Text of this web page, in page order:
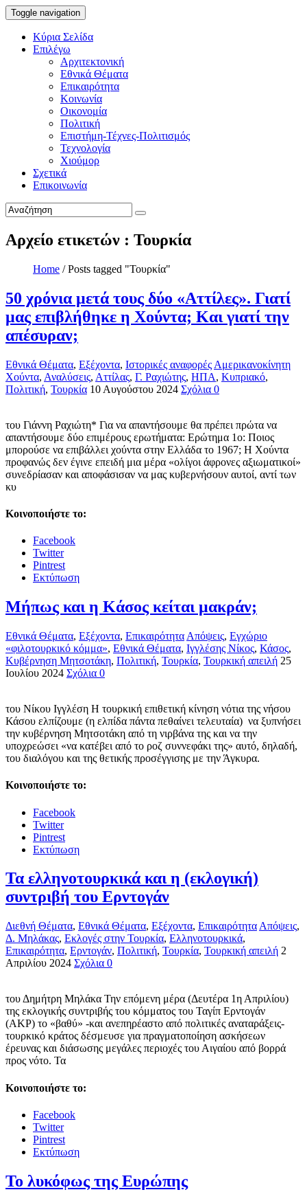
Toggle navigation
Κύρια Σελίδα
Επιλέγω
Αρχιτεκτονική
Εθνικά Θέματα
Επικαιρότητα
Κοινωνία
Οικονομία
Πολιτική
Επιστήμη-Τέχνες-Πολιτισμός
Τεχνολογία
Χιούμορ
Σχετικά
Επικοινωνία
Αρχείο ετικετών : Τουρκία
Home / Posts tagged "Τουρκία"
50 χρόνια μετά τους δύο «Αττίλες». Γιατί
μας επιβλήθηκε η Χούντα; Και γιατί την
απέσυραν;
Εθνικά Θέματα, Εξέχοντα, Ιστορικές αναφορές Αμερικανοκίνητη
Χούντα, Αναλύσεις, Αττίλας, Γ. Ραχιώτης, ΗΠΑ, Κυπριακό,
Πολιτική, Τουρκία 10 Αυγούστου 2024 Σχόλια 0
του Γιάννη Ραχιώτη* Για να απαντήσουμε θα πρέπει πρώτα να
απαντήσουμε δύο επιμέρους ερωτήματα: Ερώτημα 1ο: Ποιος
μπορούσε να επιβάλλει χούντα στην Ελλάδα το 1967; Η Χούντα
προφανώς δεν έγινε επειδή μια μέρα «ολίγοι άφρονες αξιωματικοί»
συνεδρίασαν και αποφάσισαν να μας κυβερνήσουν αυτοί, αντί των
κυ
Κοινοποιήστε το:
Facebook
Twitter
Pintrest
Εκτύπωση
Μήπως και η Κάσος κείται μακράν;
Εθνικά Θέματα, Εξέχοντα, Επικαιρότητα Απόψεις, Εγχώριο
«φιλοτουρκικό κόμμα», Εθνικά Θέματα, Ιγγλέσης Νίκος, Κάσος,
Κυβέρνηση Μητσοτάκη, Πολιτική, Τουρκία, Τουρκική απειλή 25
Ιουλίου 2024 Σχόλια 0
του Νίκου Ιγγλέση Η τουρκική επιθετική κίνηση νότια της νήσου
Κάσου ελπίζουμε (η ελπίδα πάντα πεθαίνει τελευταία) να ξυπνήσει
την κυβέρνηση Μητσοτάκη από τη νιρβάνα της και να την
υποχρεώσει «να κατέβει από το ροζ συννεφάκι της» αυτό, δηλαδή,
του διαλόγου και της θετικής προσέγγισης με την Άγκυρα.
Κοινοποιήστε το:
Facebook
Twitter
Pintrest
Εκτύπωση
Τα ελληνοτουρκικά και η (εκλογική)
συντριβή του Ερντογάν
Διεθνή Θέματα, Εθνικά Θέματα, Εξέχοντα, Επικαιρότητα Απόψεις,
Δ. Μηλάκας, Εκλογές στην Τουρκία, Ελληνοτουρκικά,
Επικαιρότητα, Ερντογάν, Πολιτική, Τουρκία, Τουρκική απειλή 2
Απριλίου 2024 Σχόλια 0
του Δημήτρη Μηλάκα Την επόμενη μέρα (Δευτέρα 1η Απριλίου)
της εκλογικής συντριβής του κόμματος του Ταγίπ Ερντογάν
(ΑΚΡ) το «βαθύ» -και ανεπηρέαστο από πολιτικές αναταράξεις-
τουρκικό κράτος δέσμευσε για πραγματοποίηση ασκήσεων
έρευνας και διάσωσης μεγάλες περιοχές του Αιγαίου από βορρά
προς νότο. Τα
Κοινοποιήστε το:
Facebook
Twitter
Pintrest
Εκτύπωση
Το λυκόφως της Ευρώπης